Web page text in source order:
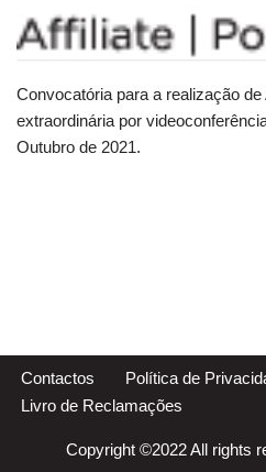
Convocatória para a realização
extraordinária por
Outubro de 2021.
Contactos
Política de
Livro de Reclamações
Copyright ©2022 All rights